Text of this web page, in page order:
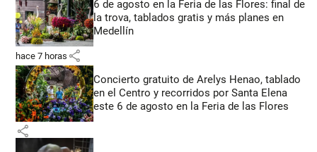
6 de agosto en la Feria de las Flores: final de
la trova, tablados gratis y más planes en
Medellín
hace 7 horas share
Concierto gratuito de Arelys Henao, tablado
en el Centro y recorridos por Santa Elena
este 6 de agosto en la Feria de las Flores
share